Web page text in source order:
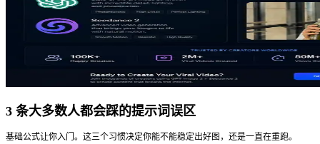
[主体] + [风格/媒介] + [构图] + [打光] + [文字（如有）] + [约
把最重要的内容放在最前面——模型对提示词前段的权重更
加构图和光线，然后用引号标注图像内需要出现的文字，最
no watermark, no border。
示例：
「白色大理石台面上的一瓶橄榄油，产品摄影风格，
柔和棚拍光，瓶身标签写着 'Cold Pressed'，简洁无衬线字体